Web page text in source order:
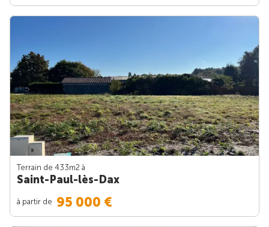
Terrain de 433m2 à
Saint-Paul-lès-Dax
à partir de 95 000 €